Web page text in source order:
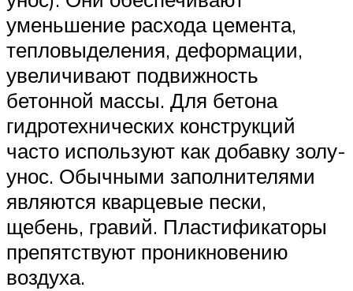
уменьшение расхода цемента,
тепловыделения, деформации,
увеличивают подвижность
бетонной массы. Для бетона
гидротехнических конструкций
часто используют как добавку золу-
унос. Обычными заполнителями
являются кварцевые пески,
щебень, гравий. Пластификаторы
препятствуют проникновению
воздуха.